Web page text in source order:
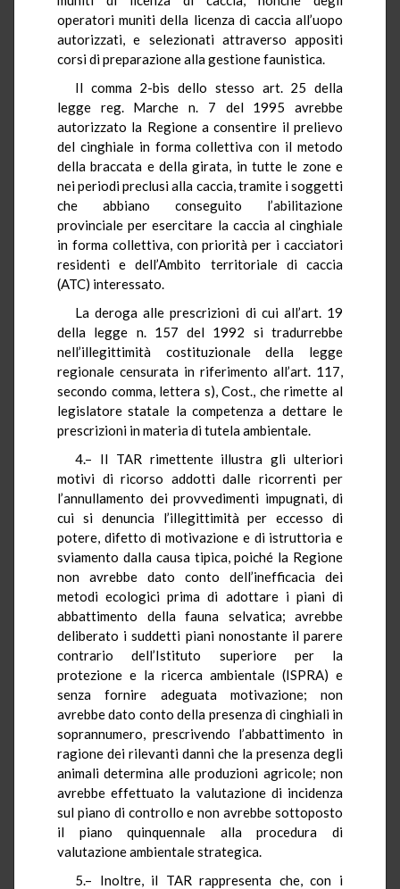
operatori muniti della licenza di caccia all’uopo
autorizzati, e selezionati attraverso appositi
corsi di preparazione alla gestione faunistica.
Il comma 2-bis dello stesso art. 25 della
legge reg. Marche n. 7 del 1995 avrebbe
autorizzato la Regione a consentire il prelievo
del cinghiale in forma collettiva con il metodo
della braccata e della girata, in tutte le zone e
nei periodi preclusi alla caccia, tramite i soggetti
che abbiano conseguito l’abilitazione
provinciale per esercitare la caccia al cinghiale
in forma collettiva, con priorità per i cacciatori
residenti e dell’Ambito territoriale di caccia
(ATC) interessato.
La deroga alle prescrizioni di cui all’art. 19
della legge n. 157 del 1992 si tradurrebbe
nell’illegittimità costituzionale della legge
regionale censurata in riferimento all’art. 117,
secondo comma, lettera s), Cost., che rimette al
legislatore statale la competenza a dettare le
prescrizioni in materia di tutela ambientale.
4.– Il TAR rimettente illustra gli ulteriori
motivi di ricorso addotti dalle ricorrenti per
l’annullamento dei provvedimenti impugnati, di
cui si denuncia l’illegittimità per eccesso di
potere, difetto di motivazione e di istruttoria e
sviamento dalla causa tipica, poiché la Regione
non avrebbe dato conto dell’inefficacia dei
metodi ecologici prima di adottare i piani di
abbattimento della fauna selvatica; avrebbe
deliberato i suddetti piani nonostante il parere
contrario dell’Istituto superiore per la
protezione e la ricerca ambientale (ISPRA) e
senza fornire adeguata motivazione; non
avrebbe dato conto della presenza di cinghiali in
soprannumero, prescrivendo l’abbattimento in
ragione dei rilevanti danni che la presenza degli
animali determina alle produzioni agricole; non
avrebbe effettuato la valutazione di incidenza
sul piano di controllo e non avrebbe sottoposto
il piano quinquennale alla procedura di
valutazione ambientale strategica.
5.– Inoltre, il TAR rappresenta che, con i